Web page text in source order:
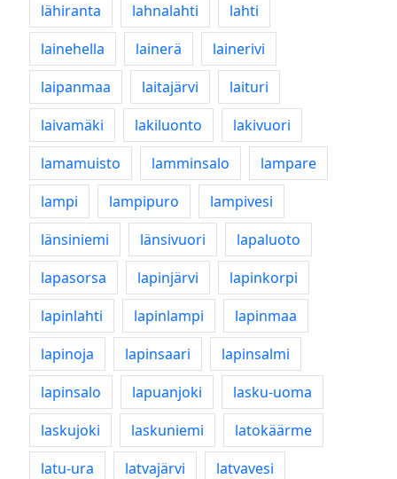
lähiranta
lahnalahti
lahti
lainehella
lainerä
lainerivi
laipanmaa
laitajärvi
laituri
laivamäki
lakiluonto
lakivuori
lamamuisto
lamminsalo
lampare
lampi
lampipuro
lampivesi
länsiniemi
länsivuori
lapaluoto
lapasorsa
lapinjärvi
lapinkorpi
lapinlahti
lapinlampi
lapinmaa
lapinoja
lapinsaari
lapinsalmi
lapinsalo
lapuanjoki
lasku-uoma
laskujoki
laskuniemi
latokäärme
latu-ura
latvajärvi latvavesi